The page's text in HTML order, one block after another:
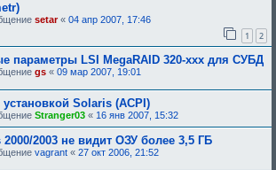
р
я
:
setar« 04 апр 2007, 17:46
1 2
параметры LSI MegaRAID 320-xxx для СУБД
gs « 09 мар 2007, 19:01
Solaris (ACPI)
Stranger03 « 16 янв 2007, 15:32
2000/2003 не видит ОЗУ более 3,5 ГБ
vagrant « 27 окт 2006, 21:52